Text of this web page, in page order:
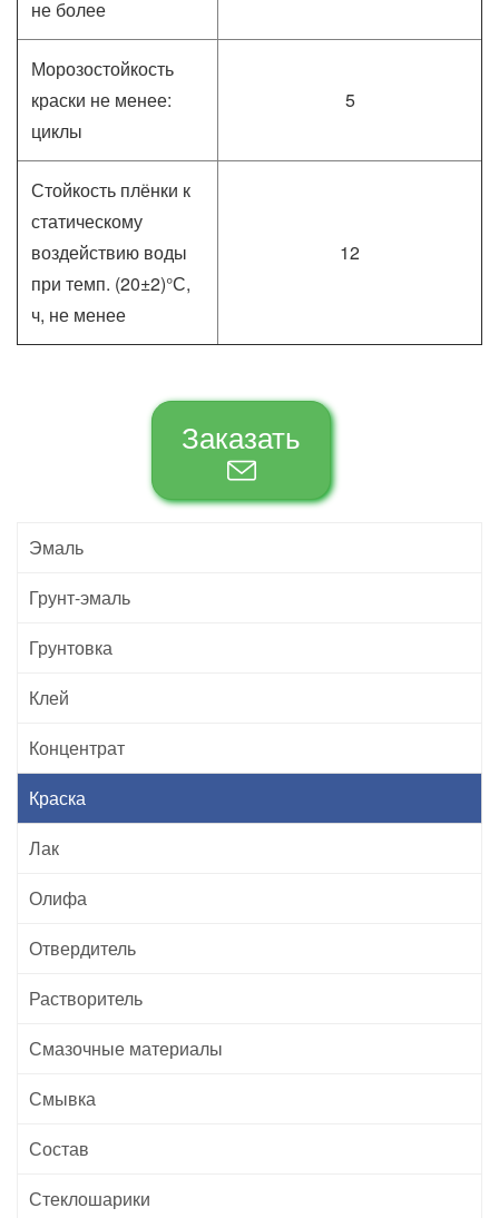
не более
Морозостойкость
краски не менее:
циклы
5
Стойкость плёнки к
статическому
воздействию воды
при темп. (20±2)°С,
ч, не менее
12
Заказать
Эмаль
Грунт-эмаль
Грунтовка
Клей
Концентрат
Краска
Лак
Олифа
Отвердитель
Растворитель
Смазочные материалы
Смывка
Состав
Стеклошарики